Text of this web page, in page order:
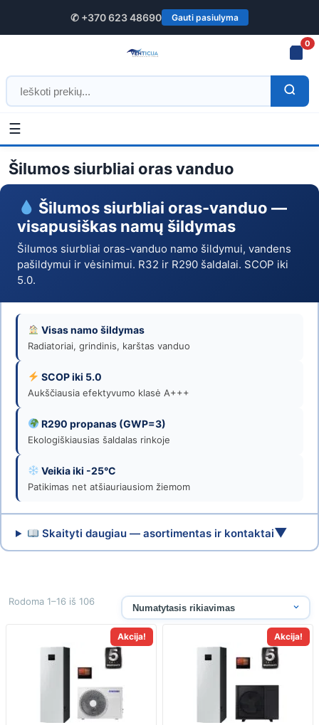
✆ +370 623 48690 Gauti pasiulyma
0
☰
Šilumos
siurbliai
oras
vanduo
pirkti
internetu
Venticija
Pradžia
Šilumos siurbliai oras vanduo
Šilumos siurbliai oras-vanduo —
visapusiškas namų šildymas
Šilumos siurbliai oras-vanduo namo šildymui, vandens
pašildymui ir vėsinimui. R32 ir R290 šaldalai. SCOP iki
5.0.
Visas namo šildymas
Radiatoriai, grindinis, karštas vanduo
SCOP iki 5.0
Aukščiausia efektyvumo klasė A+++
R290 propanas (GWP=3)
Ekologiškiausias šaldalas rinkoje
Veikia iki -25°C
Patikimas net atšiauriausiom žiemom
Skaityti daugiau — asortimentas ir kontaktai▼
Rodoma 1–16 iš 106
Akcija! Akcija!